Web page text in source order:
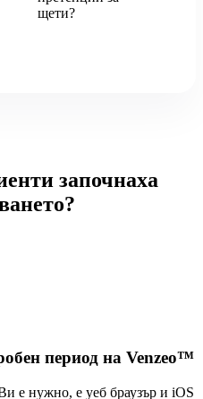
щети?
започнаха
период на Venzeo™
е нужно, е уеб браузър и iOS